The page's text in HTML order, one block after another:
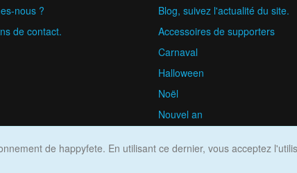
nous ?
de contact.
Blog, suivez l'actualité du site.
Accessoires de supporters
Carnaval
Halloween
Noël
Nouvel an
de happyfete. En utilisant ce dernier, vous acceptez